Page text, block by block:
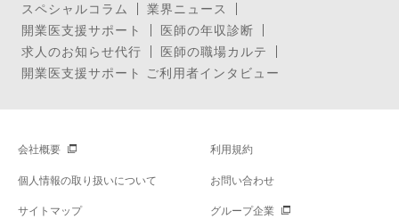
スペシャルコラム
業界ニュース
開業医支援サポート
医師の年収診断
求人のお知らせ代行
医師の職場カルテ
開業医支援サポート ご利用者インタビュー
会社概要 利用規約
個人情報の取り扱いについて お問い合わせ
サイトマップ グループ企業